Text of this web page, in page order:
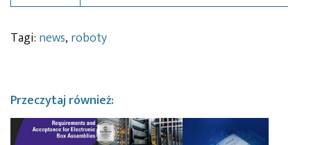
Tagi: news, roboty
Przeczytaj również: